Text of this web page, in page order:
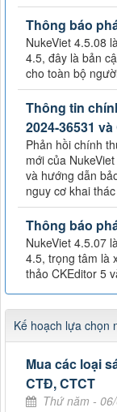
Thông báo
NukeViet 4.5.08
4.5, đây là bản
cho toàn bộ
Thông tin
2024-36531
Phản hồi chính
mới của
và hướng dẫn
nguy cơ khai
Thông báo
NukeViet 4.5.07
4.5, trọng tâm là
thảo CKEditor 5
Kế hoạch lựa chọn
Mua các loại
CTĐ, CTCT
Thứ năm -